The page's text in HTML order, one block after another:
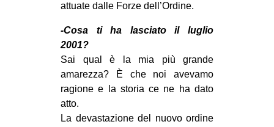
attuate dalle Forze dell’Ordine.
-Cosa ti ha lasciato il luglio
2001?
Sai qual è la mia più grande
amarezza? È che noi avevamo
ragione e la storia ce ne ha dato
atto.
La devastazione del nuovo ordine